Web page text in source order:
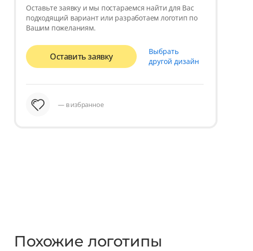
Оставьте заявку и мы постараемся найти для Вас
подходящий вариант или разработаем логотип по
Вашим пожеланиям.
Оставить заявку
Выбрать
другой дизайн
— в избранное
Похожие логотипы